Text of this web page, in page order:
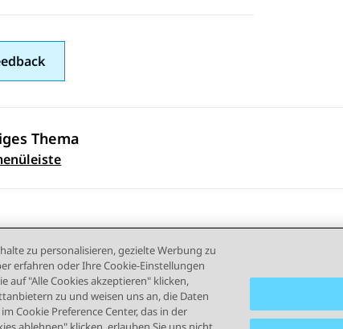
Thema
Datenschutz Cookie-Richtlinie Marken
zu personalisieren, gezielte Werbung zu
erfahren oder Ihre Cookie-Einstellungen
auf "Alle Cookies akzeptieren" klicken,
zu und weisen uns an, die Daten
Cookie Preference Center, das in der